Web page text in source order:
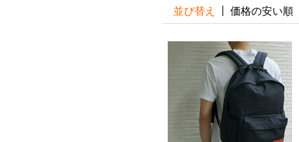
並び替え 価格の安い順